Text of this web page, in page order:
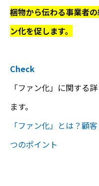
梱物から伝わる事業者
ン化を促します。
Check
「ファン化」に関する
ます。
「ファン化」とは？顧
つのポイント